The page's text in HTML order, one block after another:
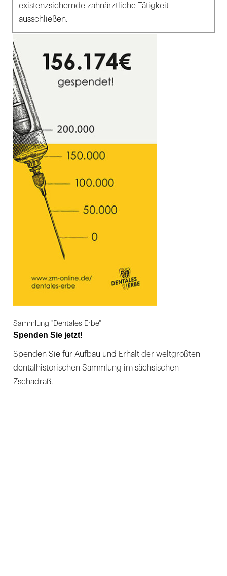
existenzsichernde zahnärztliche Tätigkeit
ausschließen.
Sammlung "Dentales Erbe"
Spenden Sie jetzt!
Spenden Sie für Aufbau und Erhalt der weltgrößten
dentalhistorischen Sammlung im sächsischen
Zschadraß.